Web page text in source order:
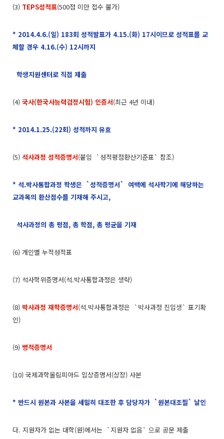
(3) TEPS성적표(500점 미만 접수 불가)
* 2014.4.6.(일) 183회 성적발표가 4.15.(화) 17시이므로 성적표를 교
체할 경우 4.16.(수) 12시까지
학생지원센터로 직접 제출
(4) 국사(한국사능력검정시험) 인증서(최근 4년 이내)
* 2014.1.25.(22회) 성적까지 유효
(5) 석사과정 성적증명서(붙임 `성적평점환산기준표` 참조)
* 석.박사통합과정 학생은 `성적증명서` 여백에 석사학기에 해당하는
교과목의 환산점수를 기재해 주시고,
석사과정의 총 평점, 총 학점, 총 평균을 기재
(6) 개인별 누적성적표
(7) 석사학위증명서(석.박사통합과정은 생략)
(8) 박사과정 재학증명서(석.박사통합과정은 `박사과정 진입생` 표기확
인)
(9) 병적증명서
(10) 국제과학올림피아드 입상증명서(상장) 사본
* 반드시 원본과 사본을 세밀히 대조한 후 담당자가 `원본대조필` 날인
다. 지원자가 없는 대학(원)에서는 `지원자 없음` 으로 공문 제출